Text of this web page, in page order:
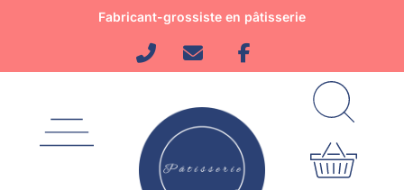
Fabricant-grossiste en pâtisserie